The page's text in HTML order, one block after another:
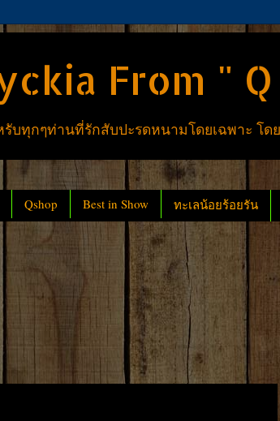
From "
ทุกๆท่านที่รักสับปะรดหนามโดยเฉพาะ โดย
Qshop Best in Show ทะเลน้อยร้อยรัน